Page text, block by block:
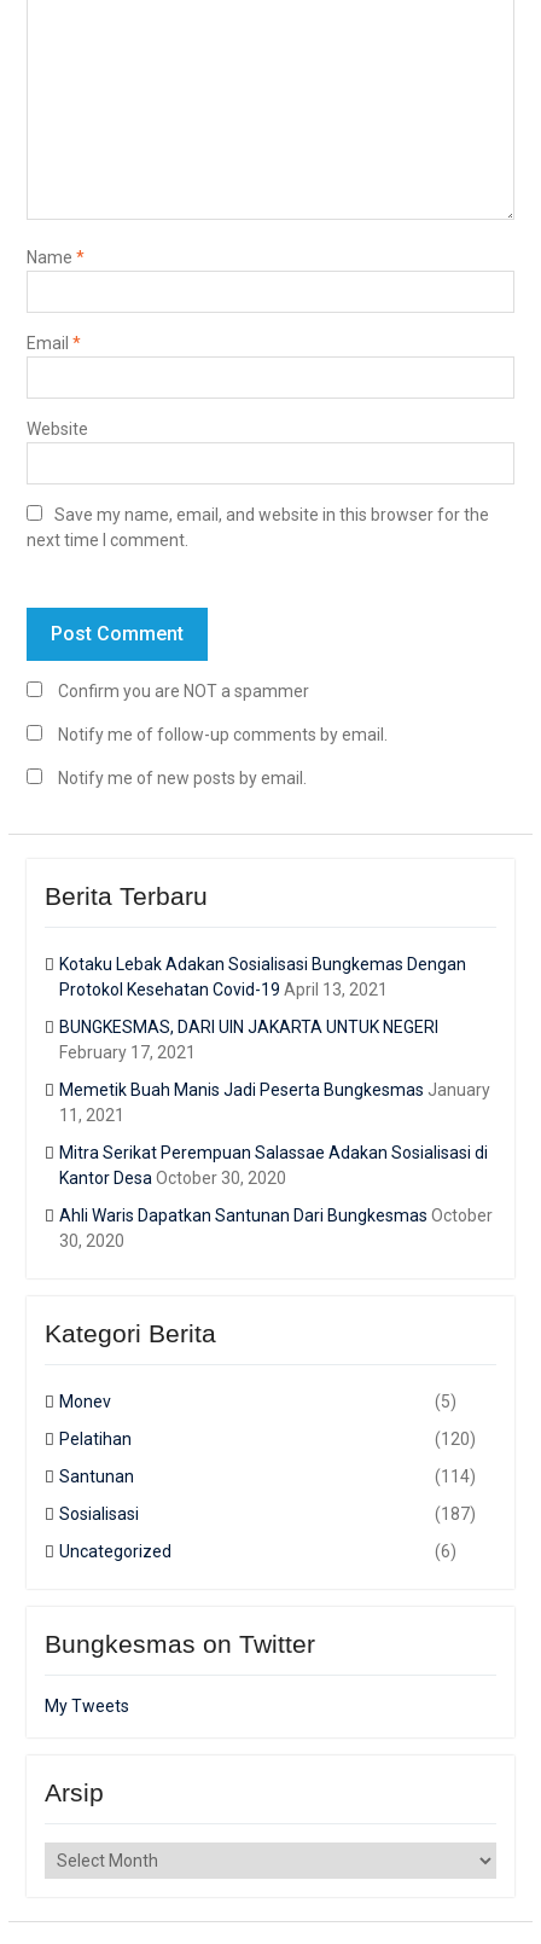
Name *
Email *
Website
Save my name, email, and website in this browser for the
next time I comment.
Confirm you are NOT a spammer
Notify me of follow-up comments by email.
Notify me of new posts by email.
Berita Terbaru
Kotaku Lebak Adakan Sosialisasi Bungkemas Dengan
Protokol Kesehatan Covid-19 April 13, 2021
BUNGKESMAS, DARI UIN JAKARTA UNTUK NEGERI
February 17, 2021
Memetik Buah Manis Jadi Peserta Bungkesmas January
11, 2021
Mitra Serikat Perempuan Salassae Adakan Sosialisasi di
Kantor Desa October 30, 2020
Ahli Waris Dapatkan Santunan Dari Bungkesmas October
30, 2020
Kategori Berita
Monev
(5)
Pelatihan
(120)
Santunan
(114)
Sosialisasi
(187)
Uncategorized
(6)
Bungkesmas on Twitter
My Tweets
Arsip
Arsip